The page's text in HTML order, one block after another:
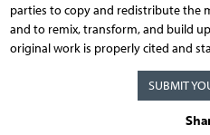
parties to copy and redistribute the
and to remix, transform, and build
original work is properly cited and
SUBMIT